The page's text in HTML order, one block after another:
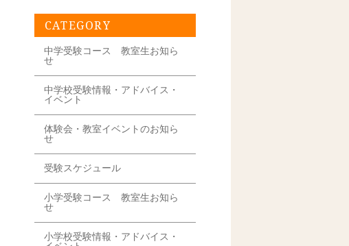
CATEGORY
中学受験コース 教室生お知ら
せ
中学校受験情報・アドバイス・
イベント
体験会・教室イベントのお知ら
せ
受験スケジュール
小学受験コース 教室生お知ら
せ
小学校受験情報・アドバイス・